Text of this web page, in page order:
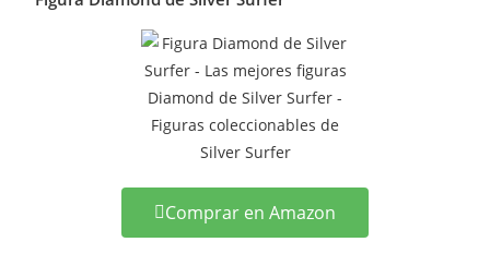
Comprar en Amazon